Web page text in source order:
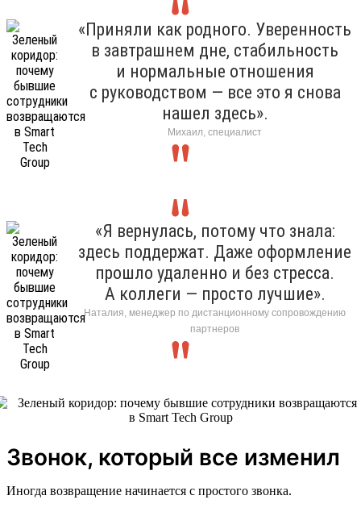
«Приняли как родного. Уверенность
в завтрашнем дне, стабильность
и нормальные отношения
с руководством — все это я снова
нашел здесь».
Михаил, специалист
«Я вернулась, потому что знала:
здесь поддержат. Даже оформление
прошло удаленно и без стресса.
А коллеги — просто лучшие».
Наталия, менеджер по дистанционному сопровождению
партнеров
Звонок, который все изменил
Иногда возвращение начинается с простого звонка.